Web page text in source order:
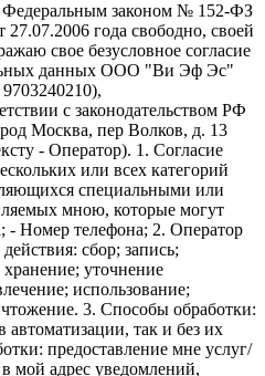
Федеральным законом № 152-ФЗ
года свободно, своей
свое безусловное согласие
данных ООО "Ви Эф Эс"
с законодательством РФ
Москва, пер Волков, д. 13
- Оператор). 1. Согласие
или всех категорий
специальными или
мною, которые могут
Номер телефона; 2. Оператор
сбор; запись;
уточнение
использование;
3. Способы обработки:
автоматизации, так и без их
предоставление мне услуг/
мой адрес уведомлений,